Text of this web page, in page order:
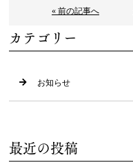
« 前の記事へ
カテゴリー
お知らせ
最近の投稿